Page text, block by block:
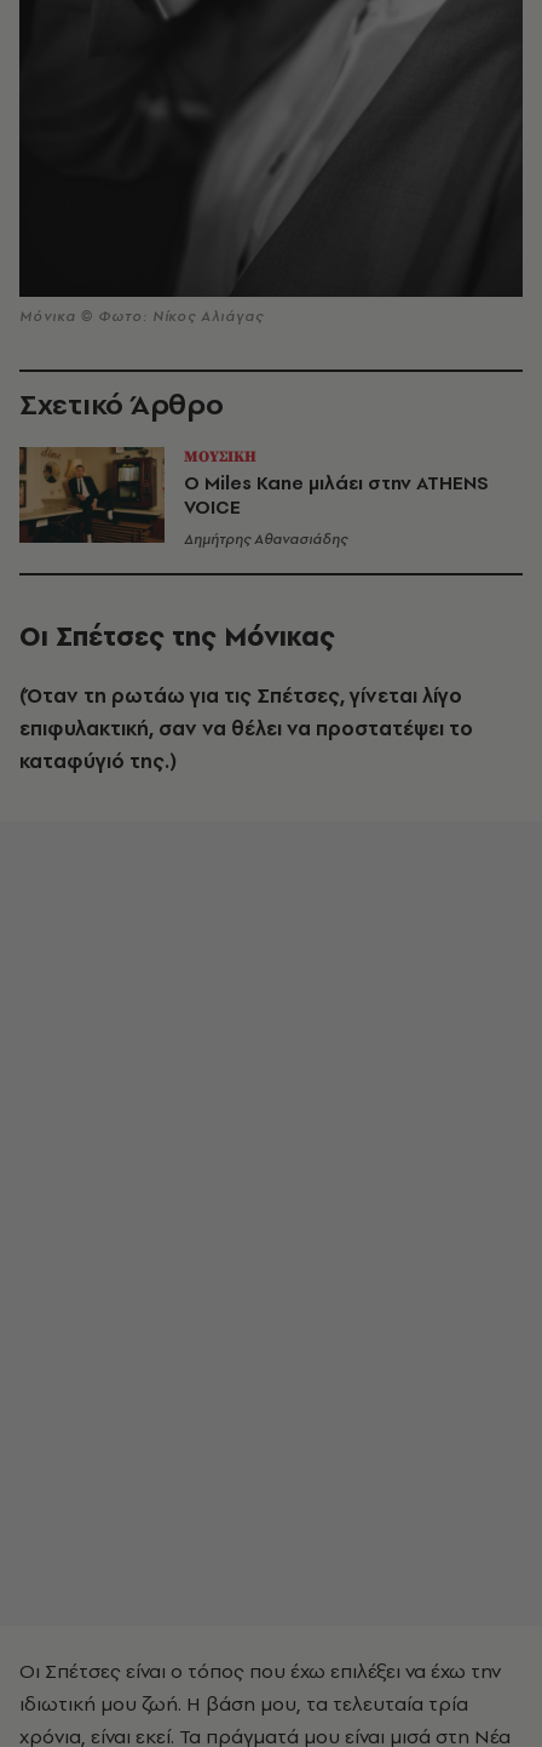
Μόνικα © Φωτο: Νίκος Αλιάγας
Σχετικό Άρθρο
ΜΟΥΣΙΚΗ
Ο Miles Kane μιλάει στην ATHENS
VOICE
Δημήτρης Αθανασιάδης
Οι Σπέτσες της Μόνικας
(Όταν τη ρωτάω για τις Σπέτσες, γίνεται λίγο
επιφυλακτική, σαν να θέλει να προστατέψει το
καταφύγιό της.)
Οι Σπέτσες είναι ο τόπος που έχω επιλέξει να έχω την
ιδιωτική μου ζωή. Η βάση μου, τα τελευταία τρία
χρόνια, είναι εκεί. Τα πράγματά μου είναι μισά στη Νέα